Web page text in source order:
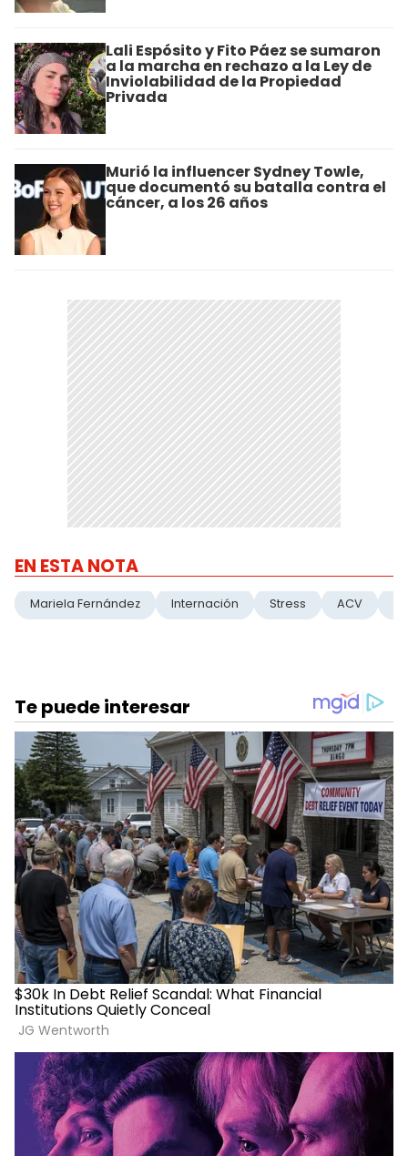
Lali Espósito y Fito Páez se sumaron
a la marcha en rechazo a la Ley de
Inviolabilidad de la Propiedad
Privada
Murió la influencer Sydney Towle,
que documentó su batalla contra el
cáncer, a los 26 años
EN ESTA NOTA
Mariela Fernández Internación Stress ACV